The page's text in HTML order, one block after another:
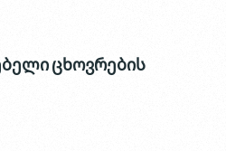
ცხოვრების